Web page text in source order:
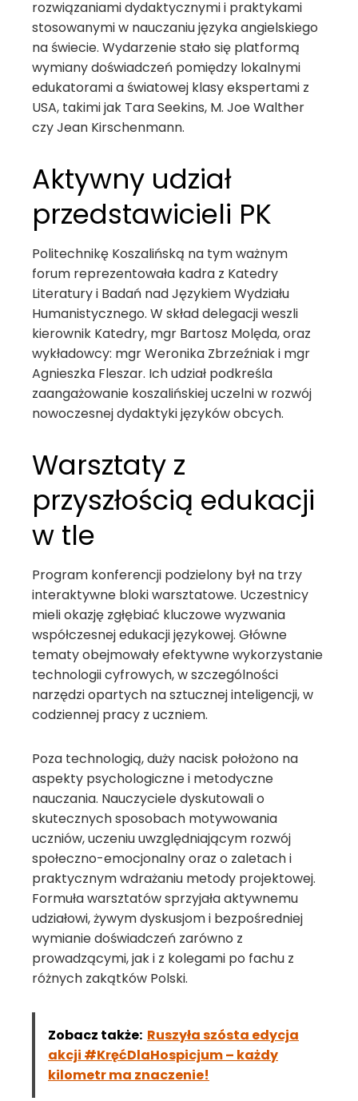
rozwiązaniami dydaktycznymi i praktykami
stosowanymi w nauczaniu języka angielskiego
na świecie. Wydarzenie stało się platformą
wymiany doświadczeń pomiędzy lokalnymi
edukatorami a światowej klasy ekspertami z
USA, takimi jak Tara Seekins, M. Joe Walther
czy Jean Kirschenmann.
Aktywny udział
przedstawicieli PK
Politechnikę Koszalińską na tym ważnym
forum reprezentowała kadra z Katedry
Literatury i Badań nad Językiem Wydziału
Humanistycznego. W skład delegacji weszli
kierownik Katedry, mgr Bartosz Molęda, oraz
wykładowcy: mgr Weronika Zbrzeźniak i mgr
Agnieszka Fleszar. Ich udział podkreśla
zaangażowanie koszalińskiej uczelni w rozwój
nowoczesnej dydaktyki języków obcych.
Warsztaty z
przyszłością edukacji
w tle
Program konferencji podzielony był na trzy
interaktywne bloki warsztatowe. Uczestnicy
mieli okazję zgłębiać kluczowe wyzwania
współczesnej edukacji językowej. Główne
tematy obejmowały efektywne wykorzystanie
technologii cyfrowych, w szczególności
narzędzi opartych na sztucznej inteligencji, w
codziennej pracy z uczniem.
Poza technologią, duży nacisk położono na
aspekty psychologiczne i metodyczne
nauczania. Nauczyciele dyskutowali o
skutecznych sposobach motywowania
uczniów, uczeniu uwzględniającym rozwój
społeczno-emocjonalny oraz o zaletach i
praktycznym wdrażaniu metody projektowej.
Formuła warsztatów sprzyjała aktywnemu
udziałowi, żywym dyskusjom i bezpośredniej
wymianie doświadczeń zarówno z
prowadzącymi, jak i z kolegami po fachu z
różnych zakątków Polski.
Zobacz także: Ruszyła szósta edycja
akcji #KręćDlaHospicjum – każdy
kilometr ma znaczenie!